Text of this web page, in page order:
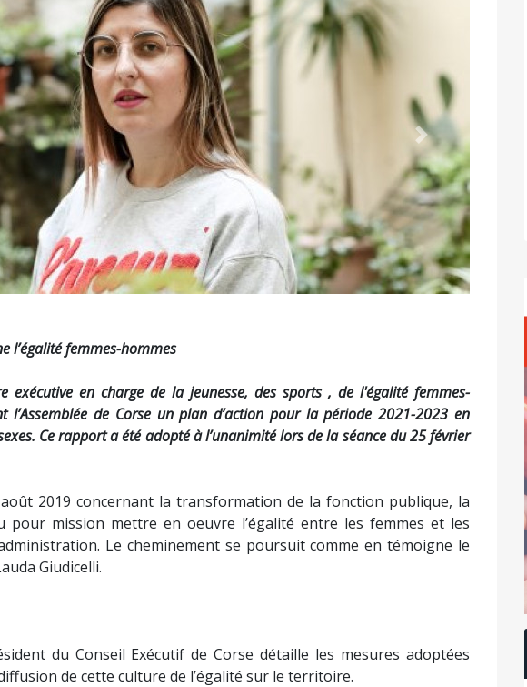
Suivant
l’égalité femmes-hommes
exécutive en charge de la jeunesse, des sports , de l'égalité femmes-
l’Assemblée de Corse un plan d’action pour la période 2021-2023 en
Ce rapport a été adopté à l’unanimité lors de la séance du 25 février
2019 concernant la transformation de la fonction publique, la
pour mission mettre en oeuvre l’égalité entre les femmes et les
Le cheminement se poursuit comme en témoigne le
Giudicelli.
du Conseil Exécutif de Corse détaille les mesures adoptées
de cette culture de l’égalité sur le territoire.